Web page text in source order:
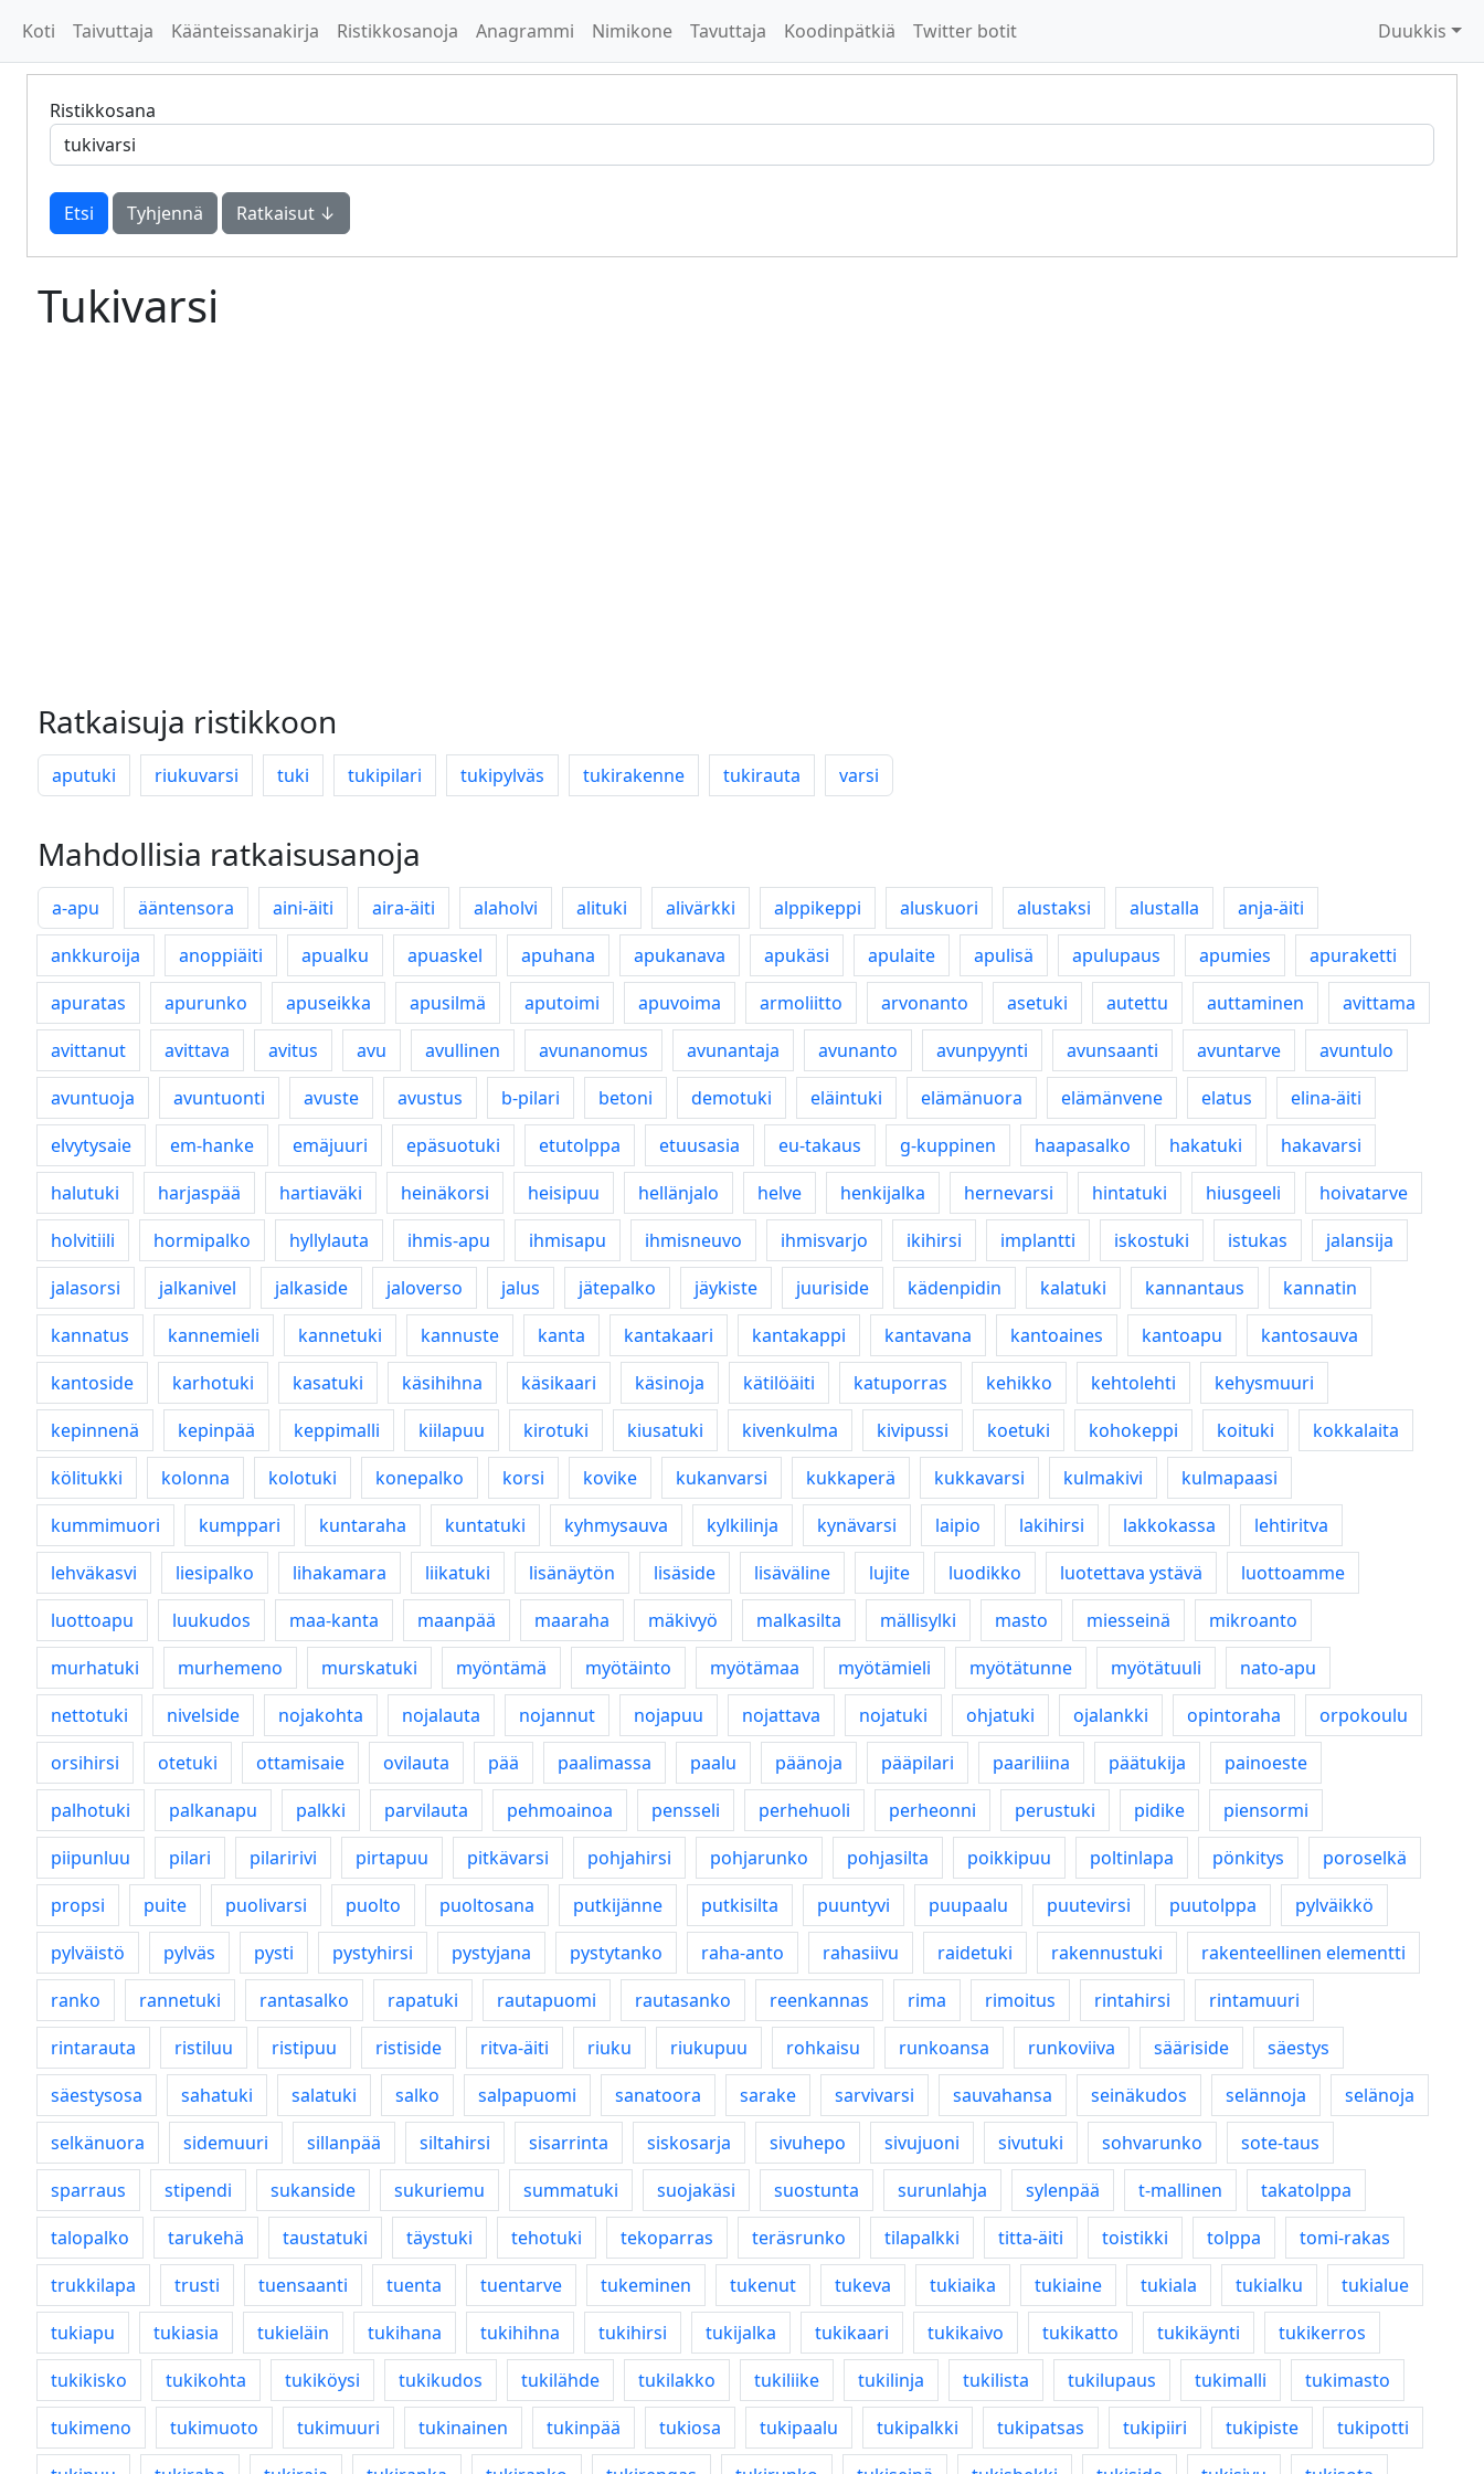
Koti Taivuttaja Käänteissanakirja Ristikkosanoja Anagrammi Nimikone Tavuttaja Koodinpätkiä Twitter botit Duukkis
Ristikkosana
Tyhjennä Ratkaisut ↓
Tukivarsi
Ratkaisuja ristikkoon
aputuki riukuvarsi tuki tukipilari tukipylväs tukirakenne tukirauta varsi
Mahdollisia ratkaisusanoja
a-apu ääntensora aini-äiti aira-äiti alaholvi alituki alivärkki alppikeppi aluskuori alustaksi alustalla
anja-äiti
ankkuroija
anoppiäiti apualku apuaskel apuhana apukanava apukäsi apulaite apulisä apulupaus apumies
apuraketti
apuratas
apurunko apuseikka apusilmä aputoimi apuvoima armoliitto arvonanto asetuki autettu auttaminen
avittama
avittanut
avittava avitus avu avullinen avunanomus avunantaja avunanto avunpyynti avunsaanti avuntarve
avuntulo
avuntuoja
avuntuonti avuste avustus b-pilari betoni demotuki eläintuki elämänuora elämänvene elatus
elina-äiti
elvytysaie
em-hanke emäjuuri epäsuotuki etutolppa etuusasia eu-takaus g-kuppinen haapasalko hakatuki
hakavarsi
halutuki
harjaspää hartiaväki heinäkorsi heisipuu hellänjalo helve henkijalka hernevarsi hintatuki hiusgeeli
hoivatarve
holvitiili
hormipalko hyllylauta ihmis-apu ihmisapu ihmisneuvo ihmisvarjo ikihirsi implantti iskostuki istukas
jalansija
jalasorsi
jalkanivel jalkaside jaloverso jalus jätepalko jäykiste juuriside kädenpidin kalatuki kannantaus
kannatin
kannatus
kannemieli kannetuki kannuste kanta kantakaari kantakappi kantavana kantoaines kantoapu
kantosauva
kantoside
karhotuki kasatuki käsihihna käsikaari käsinoja kätilöäiti katuporras kehikko kehtolehti
kehysmuuri
kepinnenä
kepinpää keppimalli kiilapuu kirotuki kiusatuki kivenkulma kivipussi koetuki kohokeppi koituki
kokkalaita
kölitukki
kolonna kolotuki konepalko korsi kovike kukanvarsi kukkaperä kukkavarsi kulmakivi
kulmapaasi
kummimuori
kumppari kuntaraha kuntatuki kyhmysauva kylkilinja kynävarsi laipio lakihirsi lakkokassa
lehtiritva
lehväkasvi
liesipalko lihakamara liikatuki lisänäytön lisäside lisäväline lujite luodikko luotettava ystävä
luottoamme
luottoapu
luukudos maa-kanta maanpää maaraha mäkivyö malkasilta mällisylki masto miesseinä
mikroanto
murhatuki
murhemeno murskatuki myöntämä myötäinto myötämaa myötämieli myötätunne myötätuuli
nato-apu
nettotuki
nivelside nojakohta nojalauta nojannut nojapuu nojattava nojatuki ohjatuki ojalankki opintoraha
orpokoulu
orsihirsi
otetuki ottamisaie ovilauta pää paalimassa paalu päänoja pääpilari paariliina päätukija
painoeste
palhotuki
palkanapu palkki parvilauta pehmoainoa pensseli perhehuoli perheonni perustuki pidike
piensormi
piipunluu
pilari pilaririvi pirtapuu pitkävarsi pohjahirsi pohjarunko pohjasilta poikkipuu poltinlapa pönkitys
poroselkä
propsi
puite puolivarsi puolto puoltosana putkijänne putkisilta puuntyvi puupaalu puutevirsi puutolppa
pylväikkö
pylväistö
pylväs pysti pystyhirsi pystyjana pystytanko raha-anto rahasiivu raidetuki rakennustuki
rakenteellinen elementti
ranko
rannetuki rantasalko rapatuki rautapuomi rautasanko reenkannas rima rimoitus rintahirsi
rintamuuri
rintarauta
ristiluu ristipuu ristiside ritva-äiti riuku riukupuu rohkaisu runkoansa runkoviiva sääriside
säestys
säestysosa
sahatuki salatuki salko salpapuomi sanatoora sarake sarvivarsi sauvahansa seinäkudos selännoja
selänoja
selkänuora
sidemuuri sillanpää siltahirsi sisarrinta siskosarja sivuhepo sivujuoni sivutuki sohvarunko
sote-taus
sparraus
stipendi sukanside sukuriemu summatuki suojakäsi suostunta surunlahja sylenpää t-mallinen
takatolppa
talopalko
tarukehä taustatuki täystuki tehotuki tekoparras teräsrunko tilapalkki titta-äiti toistikki tolppa
tomi-rakas
trukkilapa
trusti tuensaanti tuenta tuentarve tukeminen tukenut tukeva tukiaika tukiaine tukiala tukialku
tukialue
tukiapu
tukiasia tukieläin tukihana tukihihna tukihirsi tukijalka tukikaari tukikaivo tukikatto tukikäynti
tukikerros
tukikisko
tukikohta tukiköysi tukikudos tukilähde tukilakko tukiliike tukilinja tukilista tukilupaus tukimalli
tukimasto
tukimeno
tukimuoto tukimuuri tukinainen tukinpää tukiosa tukipaalu tukipalkki tukipatsas tukipiiri tukipiste
tukipotti